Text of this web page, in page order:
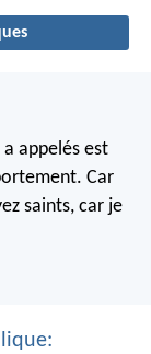
appelés est
Car
saints, car je